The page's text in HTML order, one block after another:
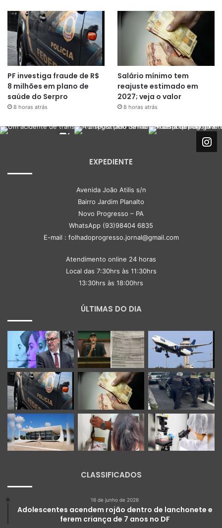
PF investiga fraude de R$
8 milhões em plano de
saúde do Serpro
8 horas atrás
Salário mínimo tem
reajuste estimado em
2027; veja o valor
8 horas atrás
EXPEDIENTE
Avenida João Atilis s/n
Bairro Jardim Planalto
Novo Progresso – PA
WhatsApp (93)98404 6835
E-mail : folhadoprogresso.jornal@gmail.com
Atendimento online 24 horas
Local das 7:30hrs às 11:30hrs
13:30hrs às 18:00hrs
ÚLTIMAS DO DIA
CLASSIFICADOS
16 de junho de 2026
Adolescentes acendem rojão dentro de lanchonete e
ferem criança de 7 anos no DF